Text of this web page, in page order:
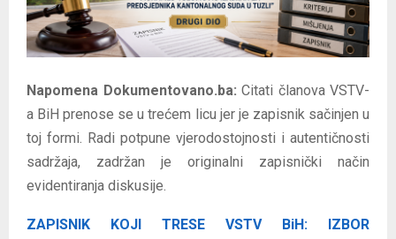
U
Napomena Dokumentovano.ba: Citati članova VSTV-
a BiH prenose se u trećem licu jer je zapisnik sačinjen u
toj formi. Radi potpune vjerodostojnosti i autentičnosti
sadržaja, zadržan je originalni zapisnički način
evidentiranja diskusije.
ZAPISNIK KOJI TRESE VSTV BiH: IZBOR